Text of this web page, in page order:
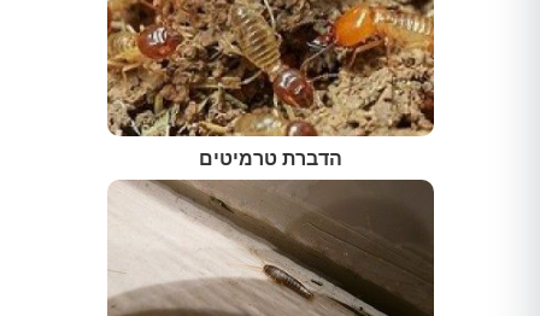
הדברת טרמיטים